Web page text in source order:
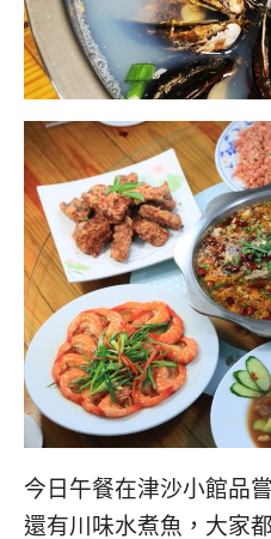
今日午餐在津沙小館品
還有川味水煮魚，大家